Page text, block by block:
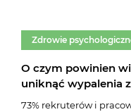
Zdrowie
O czym powinien
uniknąć wypalenia
73% rekruterów i